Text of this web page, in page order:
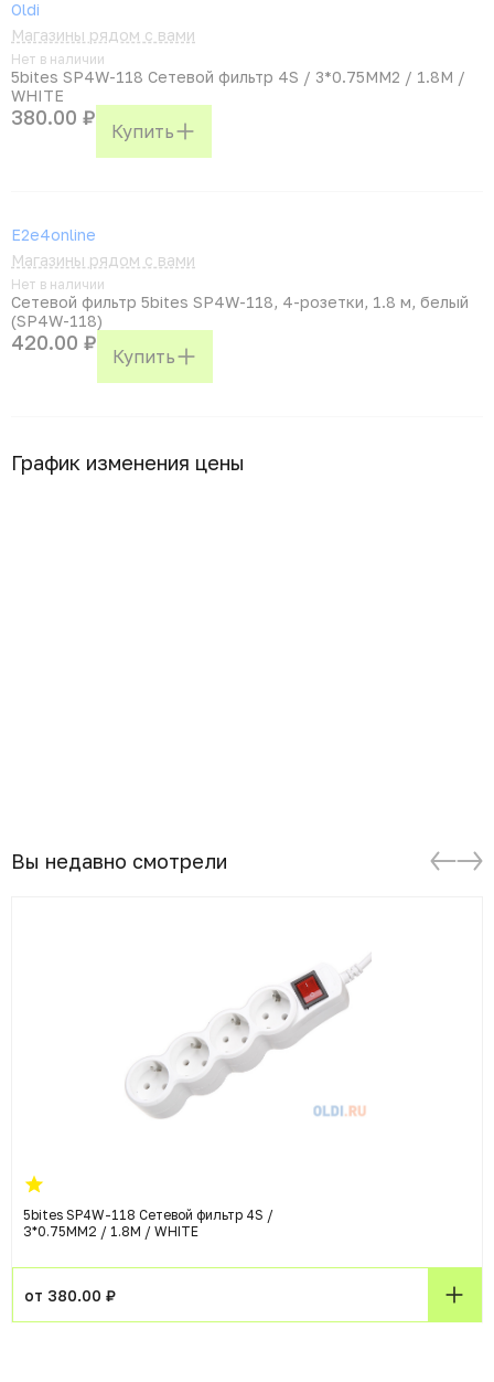
Oldi
Магазины рядом с вами
Нет в наличии
5bites SP4W-118 Сетевой фильтр 4S / 3*0.75MM2 / 1.8M /
WHITE
380.00 ₽
Купить
E2e4online
Магазины рядом с вами
Нет в наличии
Сетевой фильтр 5bites SP4W-118, 4-розетки, 1.8 м, белый
(SP4W-118)
420.00 ₽
Купить
График изменения цены
Вы недавно смотрели
5bites SP4W-118 Сетевой фильтр 4S /
3*0.75MM2 / 1.8M / WHITE
от 380.00 ₽